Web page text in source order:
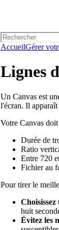
AccueilGérer
Lignes
Un Canvas est
l'écran. Il
Votre Canvas
Durée de
Ratio
Entre 720
Fichier au
Pour tirer le
huit
Évitez les